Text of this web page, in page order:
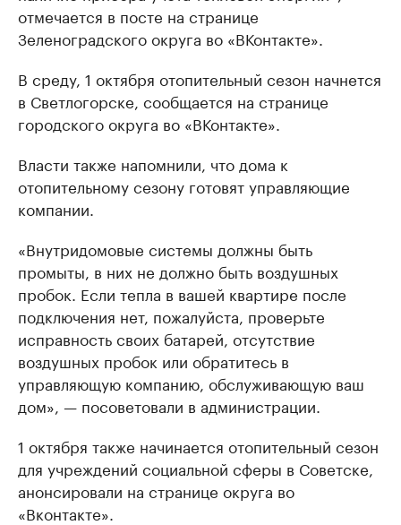
отмечается в посте на странице
Зеленоградского округа во «ВКонтакте».
В среду, 1 октября отопительный сезон начнется
в Светлогорске, сообщается на странице
городского округа во «ВКонтакте».
Власти также напомнили, что дома к
отопительному сезону готовят управляющие
компании.
«Внутридомовые системы должны быть
промыты, в них не должно быть воздушных
пробок. Если тепла в вашей квартире после
подключения нет, пожалуйста, проверьте
исправность своих батарей, отсутствие
воздушных пробок или обратитесь в
управляющую компанию, обслуживающую ваш
дом», — посоветовали в администрации.
1 октября также начинается отопительный сезон
для учреждений социальной сферы в Советске,
анонсировали на странице округа во
«Вконтакте».